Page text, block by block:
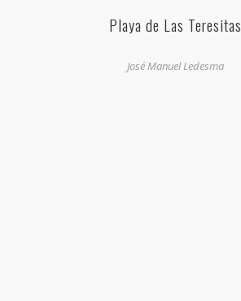
Playa de Las Teresitas
José Manuel Ledesma